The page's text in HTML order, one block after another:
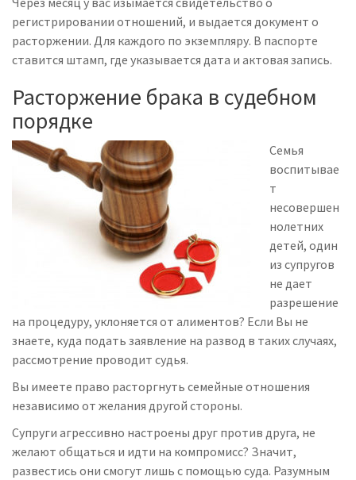
регистрировании отношений, и выдается документ о
расторжении. Для каждого по экземпляру. В паспорте
ставится штамп, где указывается дата и актовая запись.
Расторжение брака в судебном
порядке
Семья
воспитывае
т
несовершен
нолетних
детей, один
из супругов
не дает
разрешение
на процедуру, уклоняется от алиментов? Если Вы не
знаете, куда подать заявление на развод в таких случаях,
рассмотрение проводит судья.
Вы имеете право расторгнуть семейные отношения
независимо от желания другой стороны.
Супруги агрессивно настроены друг против друга, не
желают общаться и идти на компромисс? Значит,
развестись они смогут лишь с помощью суда. Разумным